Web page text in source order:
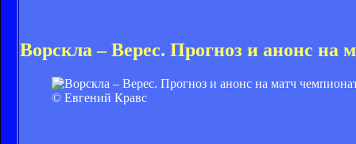
Ворскла – Верес. Прогноз и анонс на
© Евгений Кравс